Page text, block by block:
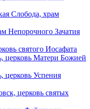
Слобода, храм
Непорочного Зачатия
святого Иосафата
церковь Матери Божией
церковь Успения
церковь святых